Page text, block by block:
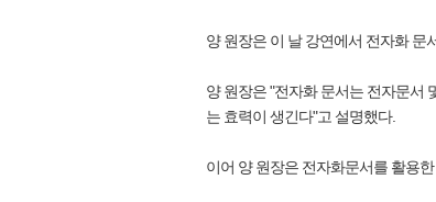
양 원장은 이 날 강연에서 전자화
양 원장은 "전자화 문서는 전자문서
는 효력이 생긴다"고 설명했다.
이어 양 원장은 전자화문서를 활용